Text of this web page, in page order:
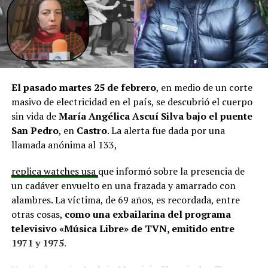
y el cierre perimetral del Club Deportivo Aucar, obras
fundamentales para el desarrollo comunitario.
El alcalde de Quemchi, Javier Ugarte, expresó una
situación similar, señalando que en su comuna tienen
proyectos elegibles tanto en PMU como en PMB, pero
que hasta la fecha no han recibido respuesta clara sobre
si se entregarán los recursos.“Preocupa esta situación,
estos son proyectos que vienen trabajándose desde
hace tiempo y que hoy están en riesgo por la falta de
En la comuna deCuraco de Vélez, la alcaldesa Javiera
Yáñezindicó que históricamente la Subdere ha apoyado
a los municipios en diversos proyectos y que confía en
que durante el año se asignen nuevos recursos, aunque
reconoció una disminución evidente en comparación
El pasado martes 25 de febrero, en medio de un corte
masivo de electricidad en el país, se descubrió el cuerpo
sin vida deMaría Angélica Ascuí Silvabajo el puente
San Pedro, en Castro. La alerta fue dada por una
llamada anónima al 133,
replica watches usa que informó sobre la presencia de
un cadáver envuelto en una frazada y amarrado con
alambres. La víctima, de 69 años, es recordada, entre
otras cosas, como una exbailarina del programa
televisivo «Música Libre» de TVN, emitido entre
1971 y 1975.